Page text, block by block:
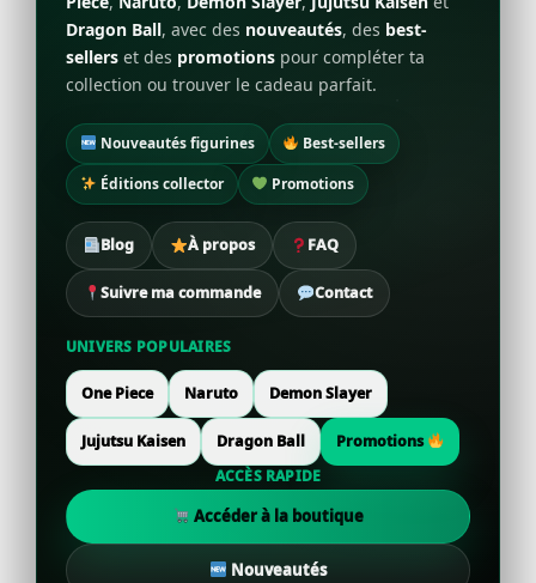
Dragon Ball, avec des nouveautés, des best-
sellers et des promotions pour compléter ta
collection ou trouver le cadeau parfait.
Nouveautés figurines
Best-sellers
Éditions collector
Promotions
Blog À propos FAQ
Suivre ma commande Contact
UNIVERS POPULAIRES
One Piece Naruto Demon Slayer
Jujutsu Kaisen Dragon Ball
Promotions
ACCÈS RAPIDE
Accéder à la boutique
Nouveautés